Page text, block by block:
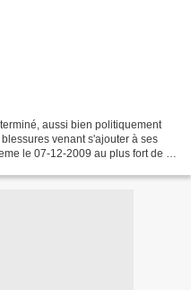
aussi bien politiquement
venant s'ajouter à ses
le 07-12-2009 au plus fort de la